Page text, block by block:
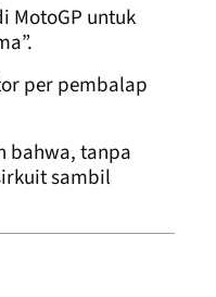
MotoGP untuk
per pembalap
bahwa, tanpa
sambil